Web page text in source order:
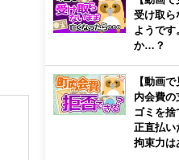
受け取ら
ようで
か…？
【動画
内会費の
ゴミを捨
正直払い
拘束力は